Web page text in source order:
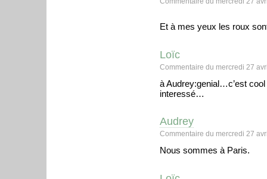
Et à mes yeux les roux
Loïc
Commentaire du mercredi 27
à Audrey:genial…c’est
interessé…
Audrey
Commentaire du mercredi 27
Nous sommes à Paris.